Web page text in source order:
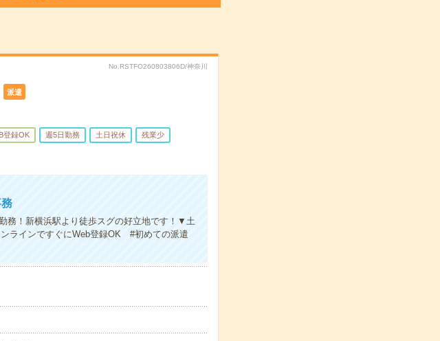
No.RSTFO260803806D/神奈川
派遣
登録OK 週5日勤務 土日祝休 残業少
務！新横浜駅より徒歩スグの好立地です！▼土
ラインですぐにWeb登録OK #初めての派遣